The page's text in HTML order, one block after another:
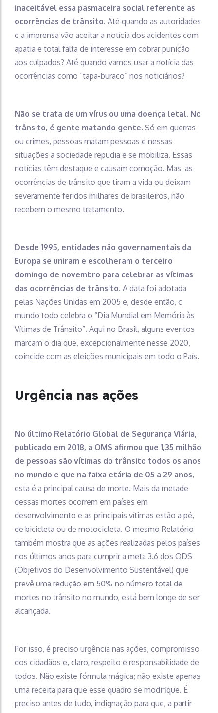
inaceitável essa pasmaceira social referente as
ocorrências de trânsito. Até quando as autoridades
e a imprensa vão aceitar a notícia dos acidentes com
apatia e total falta de interesse em cobrar punição
aos culpados? Até quando vamos usar a notícia das
ocorrências como “tapa-buraco” nos noticiários?
Não se trata de um vírus ou uma doença letal. No
trânsito, é gente matando gente. Só em guerras
ou crimes, pessoas matam pessoas e nessas
situações a sociedade repudia e se mobiliza. Essas
notícias têm destaque e causam comoção. Mas, as
ocorrências de trânsito que tiram a vida ou deixam
severamente feridos milhares de brasileiros, não
recebem o mesmo tratamento.
Desde 1995, entidades não governamentais da
Europa se uniram e escolheram o terceiro
domingo de novembro para celebrar as vítimas
das ocorrências de trânsito. A data foi adotada
pelas Nações Unidas em 2005 e, desde então, o
mundo todo celebra o “Dia Mundial em Memória às
Vítimas de Trânsito”. Aqui no Brasil, alguns eventos
marcam o dia que, excepcionalmente nesse 2020,
coincide com as eleições municipais em todo o País.
Urgência nas ações
No último Relatório Global de Segurança Viária,
publicado em 2018, a OMS afirmou que 1,35 milhão
de pessoas são vítimas do trânsito todos os anos
no mundo e que na faixa etária de 05 a 29 anos,
esta é a principal causa de morte. Mais da metade
dessas mortes ocorrem em países em
desenvolvimento e as principais vítimas estão a pé,
de bicicleta ou de motocicleta. O mesmo Relatório
também mostra que as ações realizadas pelos países
nos últimos anos para cumprir a meta 3.6 dos ODS
(Objetivos do Desenvolvimento Sustentável) que
prevê uma redução em 50% no número total de
mortes no trânsito no mundo, está bem longe de ser
alcançada.
Por isso, é preciso urgência nas ações, compromisso
dos cidadãos e, claro, respeito e responsabilidade de
todos. Não existe fórmula mágica; não existe apenas
uma receita para que esse quadro se modifique. É
preciso antes de tudo, indignação para que, a partir